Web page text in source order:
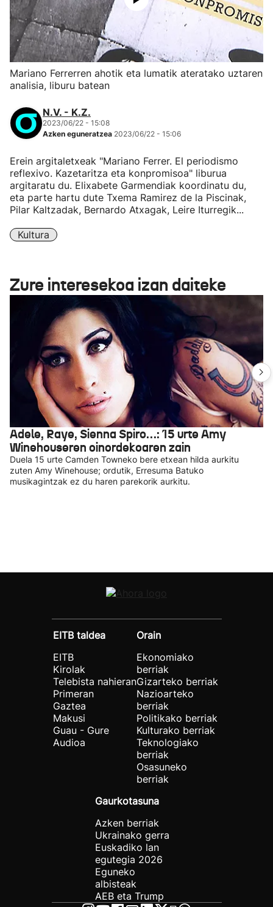
Mariano Ferrerren ahotik eta lumatik ateratako uztaren
analisia, liburu batean
N.V. - K.Z.
2023/06/22 - 15:08
Azken eguneratzea 2023/06/22 - 15:06
Erein argitaletxeak "Mariano Ferrer. El periodismo
reflexivo. Kazetaritza eta konpromisoa" liburua
argitaratu du. Elixabete Garmendiak koordinatu du,
eta parte hartu dute Txema Ramirez de la Piscinak,
Pilar Kaltzadak, Bernardo Atxagak, Leire Iturregik...
Kultura
Zure interesekoa izan daiteke
Adele, Raye, Sienna Spiro…: 15 urte Amy
Winehouseren oinordekoaren zain
Duela 15 urte Camden Towneko bere etxean hilda aurkitu
zuten Amy Winehouse; ordutik, Erresuma Batuko
musikagintzak ez du haren parekorik aurkitu.
EITB taldea
EITB
Kirolak
Telebista nahieran
Primeran
Gaztea
Makusi
Guau - Gure
Audioa
Orain
Ekonomiako
berriak
Gizarteko berriak
Nazioarteko
berriak
Politikako berriak
Kulturako berriak
Teknologiako
berriak
Osasuneko
berriak
Gaurkotasuna
Azken berriak
Ukrainako gerra
Euskadiko lan
egutegia 2026
Eguneko
albisteak
AEB eta Trump